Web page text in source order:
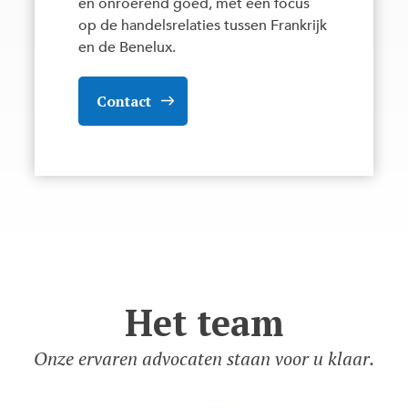
op de handelsrelaties tussen Frankrijk
en de Benelux.
Contact
Het team
Onze ervaren advocaten staan voor u klaar.